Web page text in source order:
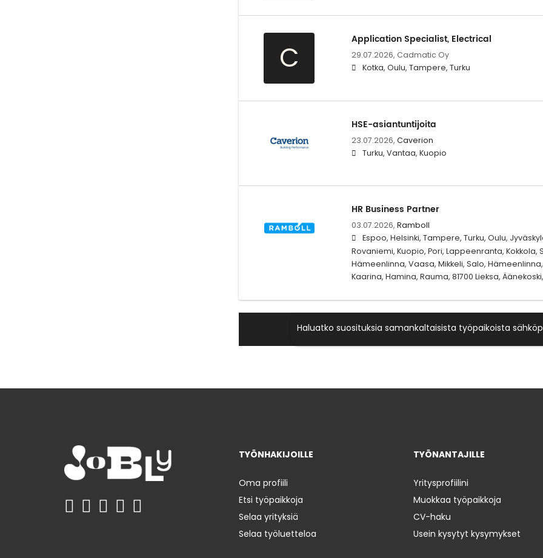
C
Application Specialist, Electrical
29.07.2026, Cadmatic Oy
Kotka, Oulu, Tampere, Turku
HSE-asiantuntijoita
23.07.2026, Caverion
Turku, Vantaa, Kuopio
HR Business Partner
03.07.2026, Ramboll
Espoo, Helsinki, Tampere, Turku, Oulu,
Rovaniemi, Kuopio, Pori, Lappeenranta, Kokkola,
Hämeenlinna, Vaasa, Mikkeli, Salo,
Kaarina, Hamina, Rauma, 81700 Lieksa,
Haluatko suosituksia samankaltaisista työpaikoista
TYÖNHAKIJOILLE
Oma profiili
Etsi työpaikkoja
Selaa yrityksiä
Selaa työluetteloa
TYÖNANTAJILLE
Yritysprofiilini
Muokkaa työpaikkoja
CV-haku
Usein kysytyt kysymykset